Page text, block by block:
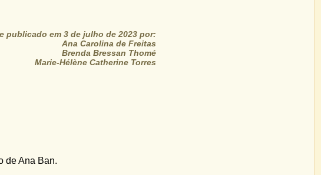
publicado em 3 de julho de 2023 por:
Ana Carolina de Freitas
Brenda Bressan Thomé
Marie-Hélène Catherine Torres
de Ana Ban.